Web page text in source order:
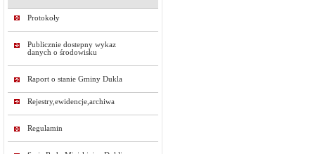
Protokoły
Publicznie dostepny wykaz
danych o środowisku
Raport o stanie Gminy Dukla
Rejestry,ewidencje,archiwa
Regulamin